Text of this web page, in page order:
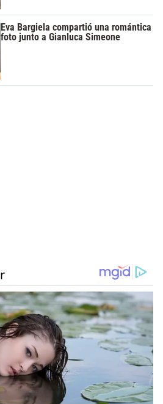
Eva Bargiela compartió una romántica
foto junto a Gianluca Simeone